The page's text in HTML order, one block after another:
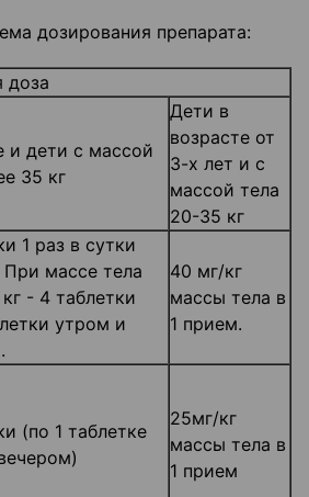
дозирования препарата:
доза
и дети с массой
35 кг
Дети в
возрасте от
3-х лет и с
массой тела
20-35 кг
1 раз в сутки
массе тела
- 4 таблетки
утром и
40 мг/кг
массы тела в
1 прием.
(по 1 таблетке
25мг/кг
массы тела в
1 прием